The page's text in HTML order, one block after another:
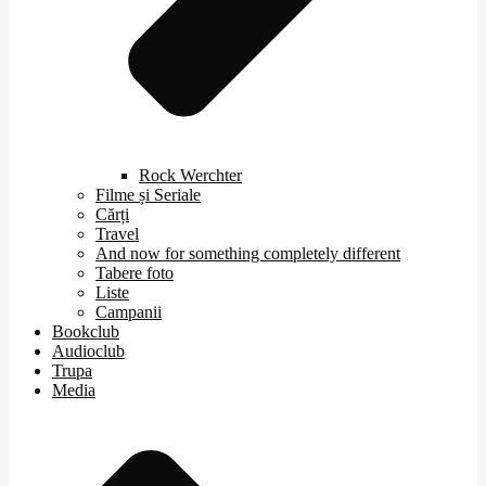
Rock Werchter
Filme și Seriale
Cărți
Travel
And now for something completely different
Tabere foto
Liste
Campanii
Bookclub
Audioclub
Trupa
Media